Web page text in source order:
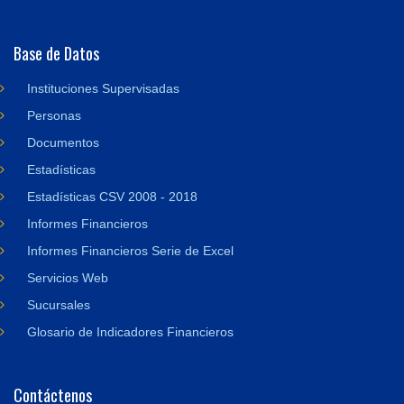
Base de Datos
Instituciones Supervisadas
Personas
Documentos
Estadísticas
Estadísticas CSV 2008 - 2018
Informes Financieros
Informes Financieros Serie de Excel
Servicios Web
Sucursales
Glosario de Indicadores Financieros
Contáctenos